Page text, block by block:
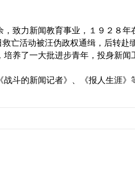
致力新闻教育事业，１９２８年
亡活动被汪伪政权通缉，后转赴
养了一大批进步青年，投身新闻
斗的新闻记者》、《报人生涯》